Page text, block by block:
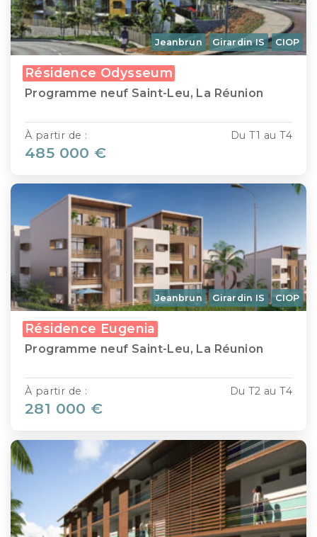
Jeanbrun Girardin IS CIOP
Résidence Odysseum
Programme neuf Saint-Leu, La Réunion
Du T1 au T4
À partir de :
485 000 €
Jeanbrun Girardin IS CIOP
Résidence Eugenia
Programme neuf Saint-Leu, La Réunion
Du T2 au T4
À partir de :
281 000 €